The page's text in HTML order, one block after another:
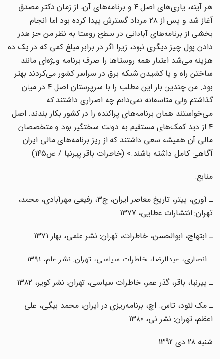
هر آینه، یاری‌های اصل ۴ و برنامه‌های آن، از زمان دکتر مصدق
آغاز شد و پس از ۲۸ مرداد گسترش پیدا کرده بود اما انجام
بخشی از برنامه‌های آبادانی در سطح روستا به نظر من جز هدر
دادن پول چیز دیگری نبود، زیرا اگر در برابر مبلغ کمی که در یک ده
هزینه می‌شد اعتبار همه روستا‌ها را صرف برنامه ویژه‌ای مانند
ساختن راه و یا کشیدن شبکه برق در سراسر کشور می‌کردند بهتر
بود. من چندین بار این مطلب را با سرپرستان اصل ۴ در میان
گذاشتم ولی متاسفانه نمی‌دانم چه اصراری داشتند که
می‌خواستند‌‌ همان برنامه‌های پراکنده را در کشور بکار بندند. اصل
۴ از دید کمک‌های مستقیم به دولت سختگیر بود و متخصصان
مالی آن همیشه سعی داشتند که از ریز برنامه‌های مالی ایران
آگاهی کامل داشته باشند.» (خاطرات باقر پیرنیا / ص۱۴۵)
منابع:
ـ آوری، پیتر، تاریخ معاصر ایران، ج۳، رفیعی مهرآبادی، محمد،
تهران: انتشارات عطایی، ۱۳۷۷
ـ ابتهاج، ابوالحسن، خاطرات، تهران: نشر علمی، بهار ۱۳۷۱
ـ انصاری، عبدالرضا، خاطرات سیاسی، تهران: نشر علم، ۱۳۹۱
ـ پیرنیا، باقر، گذر عمر، خاطرات سیاسی، تهران: نشر کویر، ۱۳۸۲
ـ مک لئود، تاس. اچ، برنامه‌ریزی در ایران، محمد بیگی، علی
اعظم، تهران: نشر نی، ۱۳۸۰
شنبه 28 دى 1392